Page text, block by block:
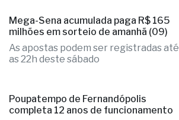
Mega-Sena acumulada paga R$ 165
milhões em sorteio de amanhã (09)
As apostas podem ser registradas até
as 22h deste sábado
Poupatempo de Fernandópolis
completa 12 anos de funcionamento